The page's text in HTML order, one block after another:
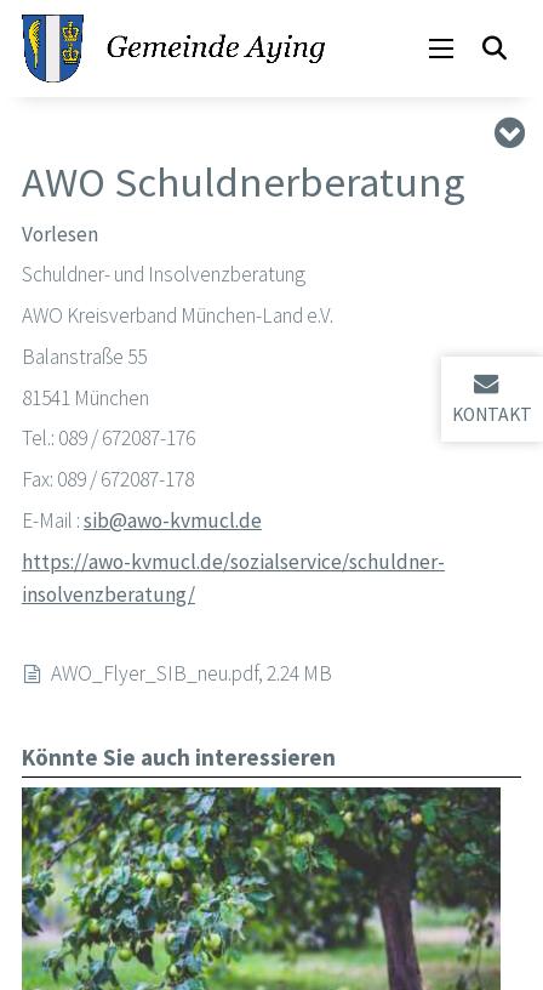
KONTAKT
AWO Schuldnerberatung
Vorlesen
Schuldner- und Insolvenzberatung
AWO Kreisverband München-Land e.V.
Balanstraße 55
81541 München
Tel.: 089 / 672087-176
Fax: 089 / 672087-178
E-Mail :sib@awo-kvmucl.de
https://awo-kvmucl.de/sozialservice/schuldner-
insolvenzberatung/
AWO_Flyer_SIB_neu.pdf, 2.24 MB
Könnte Sie auch interessieren